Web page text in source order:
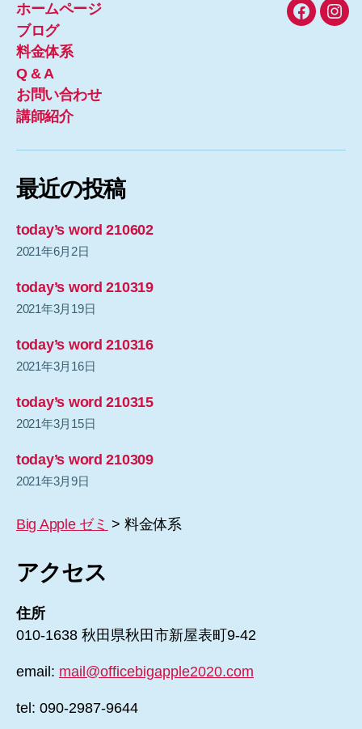
ホームページ
ブログ
料金体系
Q & A
お問い合わせ
講師紹介
Facebook
最近の投稿
today’s word 210602
2021年6月2日
today’s word 210319
2021年3月19日
today’s word 210316
2021年3月16日
today’s word 210315
2021年3月15日
today’s word 210309
2021年3月9日
Big Apple ゼミ > 料金体系
アクセス
住所
010-1638 秋田県秋田市新屋表町9-42
email: mail@officebigapple2020.com
tel: 090-2987-9644